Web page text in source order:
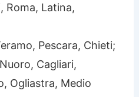
Roma, Latina,
Pescara, Chieti;
Cagliari,
Ogliastra, Medio